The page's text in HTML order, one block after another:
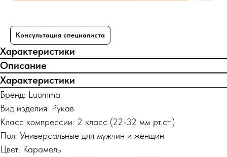
Консультация специалиста
Характеристики
Описание
Характеристики
Бренд: Luomma
Вид изделия: Рукав
Класс компрессии: 2 класс (22-32 мм рт.ст.)
Пол: Универсальные для мужчин и женщин
Цвет: Карамель